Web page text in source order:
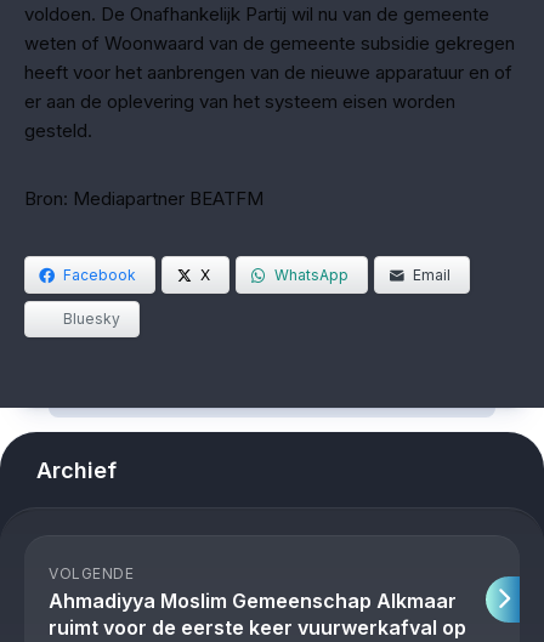
voldoen. De Onafhankelijk Partij wil nu van de gemeente
weten of Woonwaard van de gemeente subsidie gekregen
heeft voor het aanbrengen van de nieuwe apparatuur en of
er aan de oplevering van het systeem eisen worden
gesteld.
Bron: Mediapartner BEATFM
Facebook X WhatsApp Email
Bluesky
Archief
VOLGENDE
Ahmadiyya Moslim Gemeenschap Alkmaar
ruimt voor de eerste keer vuurwerkafval op